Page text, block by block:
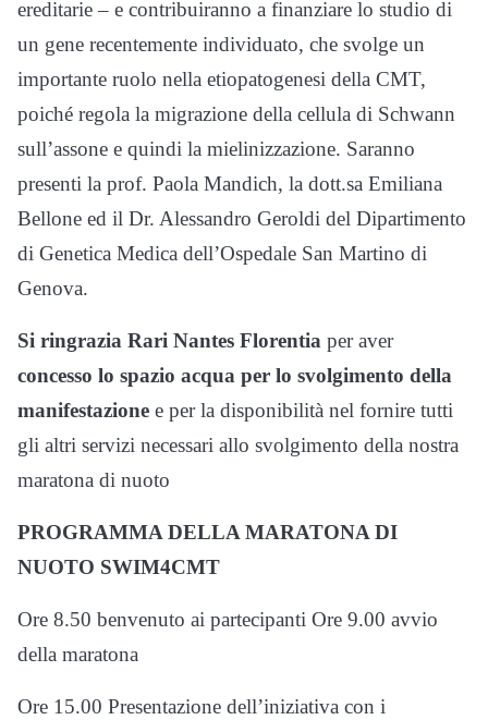
ereditarie – e contribuiranno a finanziare lo studio di
un gene recentemente individuato, che svolge un
importante ruolo nella etiopatogenesi della CMT,
poiché regola la migrazione della cellula di Schwann
sull’assone e quindi la mielinizzazione. Saranno
presenti la prof. Paola Mandich, la dott.sa Emiliana
Bellone ed il Dr. Alessandro Geroldi del Dipartimento
di Genetica Medica dell’Ospedale San Martino di
Genova.
Si ringrazia Rari Nantes Florentia per aver
concesso lo spazio acqua per lo svolgimento della
manifestazione e per la disponibilità nel fornire tutti
gli altri servizi necessari allo svolgimento della nostra
maratona di nuoto
PROGRAMMA DELLA MARATONA DI
NUOTO SWIM4CMT
Ore 8.50 benvenuto ai partecipanti Ore 9.00 avvio
della maratona
Ore 15.00 Presentazione dell’iniziativa con i